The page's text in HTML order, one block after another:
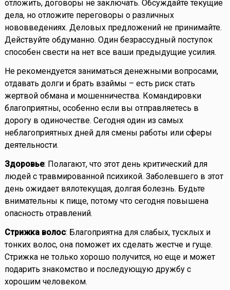
отложить, договоры не заключать. Обсуждайте текущие
дела, но отложите переговоры о различных
нововведениях. Деловых предложений не принимайте.
Действуйте обдуманно. Один безрассудный поступок
способен свести на нет все ваши предыдущие усилия.
Не рекомендуется заниматься денежными вопросами,
отдавать долги и брать взаймы – есть риск стать
жертвой обмана и мошенничества. Командировки
благоприятны, особенно если вы отправляетесь в
дорогу в одиночестве. Сегодня один из самых
неблагоприятных дней для смены работы или сферы
деятельности.
Здоровье: Полагают, что этот день критический для
людей с травмированной психикой. Заболевшего в этот
день ожидает вялотекущая, долгая болезнь. Будьте
внимательны к пище, потому что сегодня повышена
опасность отравлений.
Стрижка волос: Благоприятна для слабых, тусклых и
тонких волос, она поможет их сделать жестче и гуще.
Стрижка не только хорошо получится, но еще и может
подарить знакомство и последующую дружбу с
хорошим человеком.